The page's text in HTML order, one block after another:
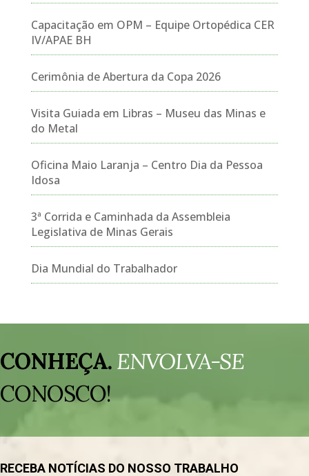
Capacitação em OPM – Equipe Ortopédica CER
IV/APAE BH
Cerimônia de Abertura da Copa 2026
Visita Guiada em Libras – Museu das Minas e
do Metal
Oficina Maio Laranja – Centro Dia da Pessoa
Idosa
3ª Corrida e Caminhada da Assembleia
Legislativa de Minas Gerais
Dia Mundial do Trabalhador
de
vídeo
CONHEÇA.ENVOLVA-SE
CONOSCO!
RECEBA NOTÍCIAS DO NOSSO TRABALHO